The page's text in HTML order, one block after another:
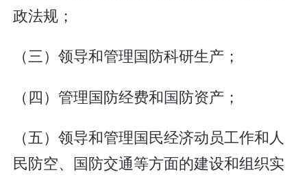
政法规；
（三）领导和管理国防科研生产；
（四）管理国防经费和国防资产；
（五）领导和管理国民经济动员工作和人
民防空、国防交通等方面的建设和组织实